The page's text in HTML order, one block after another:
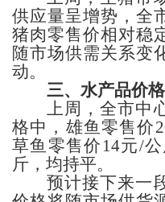
供应量呈增势，全
猪肉零售价相对稳
随市场供需关系变
动。
三、 水产品价格
上周，全市中
格中， 雄鱼零售价
草鱼零售价 14元/
斤， 均持平。
预计接下来一